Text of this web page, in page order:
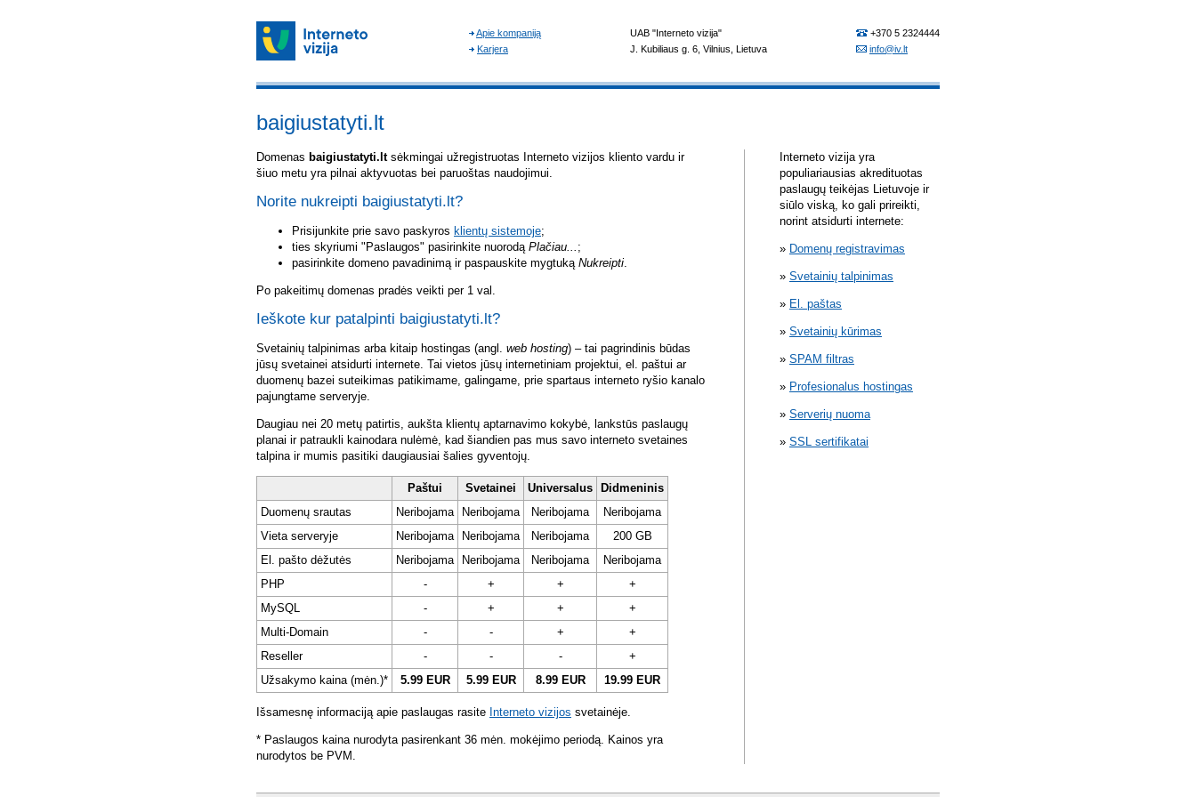
baigiustatyti.lt
Domenas baigiustatyti.ltsėkmingai užregistruotas Interneto vizijos kliento vardu ir
šiuo metu yra pilnai aktyvuotas bei paruoštas naudojimui.
Norite nukreipti baigiustatyti.lt?
Prisijunkite prie savo paskyros klientų sistemoje;
ties skyriumi "Paslaugos" pasirinkite nuorodą Plačiau... ;
pasirinkite domeno pavadinimą ir paspauskite mygtuką Nukreipti.
Po pakeitimų domenas pradės veikti per 1 val.
Ieškote kur patalpinti baigiustatyti.lt?
Svetainių talpinimas arba kitaip hostingas (angl. web hosting) – tai pagrindinis būdas
jūsų svetainei atsidurti internete. Tai vietos jūsų internetiniam projektui, el. paštui ar
duomenų bazei suteikimas patikimame, galingame, prie spartaus interneto ryšio kanalo
pajungtame serveryje.
Daugiau nei 20 metų patirtis, aukšta klientų aptarnavimo kokybė, lankstūs paslaugų
planai ir patraukli kainodara nulėmė, kad šiandien pas mus savo interneto svetaines
talpina ir mumis pasitiki daugiausiai šalies gyventojų.
Paštui Svetainei Universalus
Didmeninis
Duomenų srautas
Neribojama Neribojama Neribojama
Neribojama
Vieta serveryje
Neribojama Neribojama Neribojama
200 GB
El. pašto dėžutės
Neribojama Neribojama Neribojama
Neribojama
PHP
- + +
+
MySQL
- + +
+
Multi-Domain
- - +
+
Reseller
- - -
+
Užsakymo kaina (mėn.)*
5.99 EUR 5.99 EUR 8.99 EUR 19.99 EUR
Išsamesnę informaciją apie paslaugas rasite Interneto vizijos svetainėje.
* Paslaugos kaina nurodyta pasirenkant 36 mėn. mokėjimo periodą. Kainos yra
nurodytos be PVM.
Interneto vizija yra
populiariausias akredituotas
paslaugų teikėjas Lietuvoje ir
siūlo viską, ko gali prireikti,
norint atsidurti internete:
Domenų registravimas
Svetainių talpinimas
El. paštas
Svetainių kūrimas
SPAM filtras
Profesionalus hostingas
Serverių nuoma
SSL sertifikatai